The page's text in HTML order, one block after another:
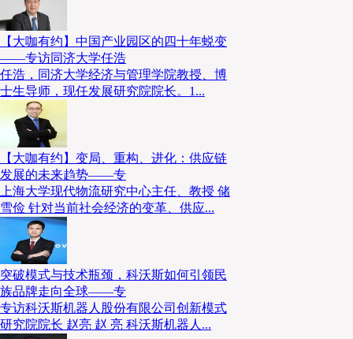
据数字服务商Pattern发布的《2026年市场消费者报告
商市场份额*大的跨境平台，也是整个电商市场的主导
澳大利亚消费者，用户规模同比增长3.45%，达到约
超过66%的消费者未来依然倾向在亚马逊平台购物。
利亚开设六个物流中心，在全国范围内设有众多配送
量超5万。
7
京东物流入选工信部5G工厂百大典型应用
工业和信息化部办公厅近日发布《2025年5G工厂典型
业遴选出100个技术先进、标杆引领的5G工厂典型应
京亚洲一号智能产业园凭借5G与AI深度融合的技术应
物流行业唯一入选的典型应用实践案例。
【大咖有约】中国产业园区的四十年蜕变
——专访同济大学任浩
任浩，同济大学经济与管理学院教授、博
士生导师，现任发展研究院院长。1...
【大咖有约】变局、重构、进化：供应链
发展的未来趋势——专
上海大学现代物流研究中心主任、教授 储
雪俭 针对当前社会经济的变革、供应...
突破模式与技术瓶颈，科沃斯如何引领民
族品牌走向全球——专
专访科沃斯机器人股份有限公司创新模式
研究院院长 赵亮 赵 亮 科沃斯机器人...